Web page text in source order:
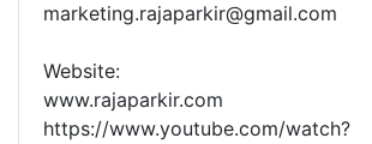
marketing.rajaparkir@gmail.com
Website:
www.rajaparkir.com
https://www.youtube.com/watch?